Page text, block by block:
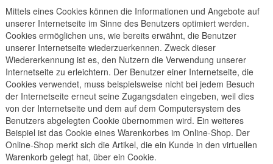
Mittels eines Cookies können die Informationen und Angebote auf
unserer Internetseite im Sinne des Benutzers optimiert werden.
Cookies ermöglichen uns, wie bereits erwähnt, die Benutzer
unserer Internetseite wiederzuerkennen. Zweck dieser
Wiedererkennung ist es, den Nutzern die Verwendung unserer
Internetseite zu erleichtern. Der Benutzer einer Internetseite, die
Cookies verwendet, muss beispielsweise nicht bei jedem Besuch
der Internetseite erneut seine Zugangsdaten eingeben, weil dies
von der Internetseite und dem auf dem Computersystem des
Benutzers abgelegten Cookie übernommen wird. Ein weiteres
Beispiel ist das Cookie eines Warenkorbes im Online-Shop. Der
Online-Shop merkt sich die Artikel, die ein Kunde in den virtuellen
Warenkorb gelegt hat, über ein Cookie.